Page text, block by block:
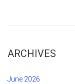
ARCHIVES
June 2026